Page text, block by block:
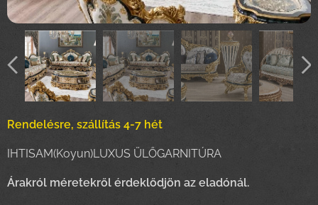
Rendelésre, szállítás 4-7 hét
IHTISAM(Koyun)LUXUS ÜLŐGARNITÚRA
Árakról méretekről érdeklődjön az eladónál.